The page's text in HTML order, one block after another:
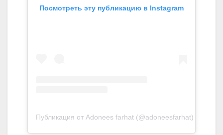
Посмотреть эту публикацию в Instagram
Публикация от Adonees farhat (@adoneesfarhat)